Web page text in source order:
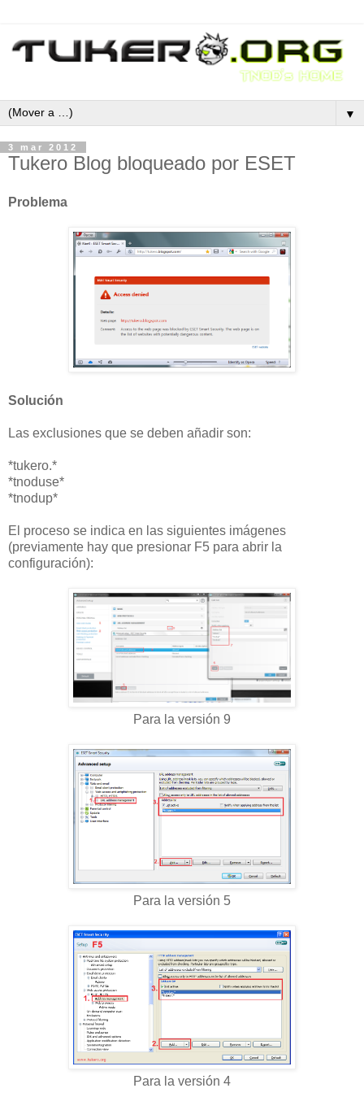
▼
3 mar 2012
Tukero Blog bloqueado por ESET
Problema
Solución
Las exclusiones que se deben añadir son:
*tukero.*
*tnoduse*
*tnodup*
El proceso se indica en las siguientes imágenes
(previamente hay que presionar F5 para abrir la
configuración):
Para la versión 9
Para la versión 5
Para la versión 4